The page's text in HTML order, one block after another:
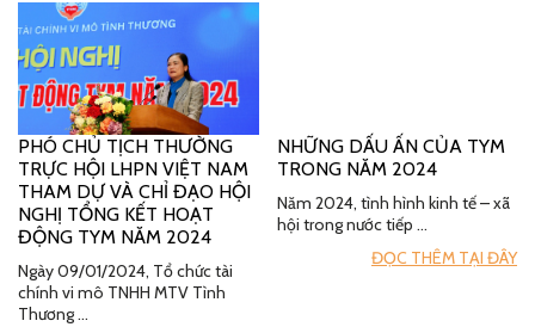
PHÓ CHỦ TỊCH THƯỜNG
TRỰC HỘI LHPN VIỆT NAM
THAM DỰ VÀ CHỈ ĐẠO HỘI
NGHỊ TỔNG KẾT HOẠT
ĐỘNG TYM NĂM 2024
Ngày 09/01/2024, Tổ chức tài
chính vi mô TNHH MTV Tình
Thương …
NHỮNG DẤU ẤN CỦA TYM
TRONG NĂM 2024
Năm 2024, tình hình kinh tế – xã
hội trong nước tiếp …
ĐỌC THÊM TẠI ĐÂY